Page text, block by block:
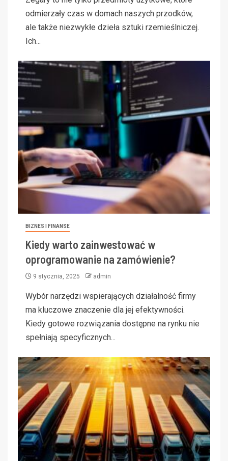
odmierzały czas w domach naszych przodków,
ale także niezwykłe dzieła sztuki rzemieślniczej.
Ich...
BIZNES I FINANSE
Kiedy warto zainwestować w
oprogramowanie na zamówienie?
9 stycznia, 2025 admin
Wybór narzędzi wspierających działalność firmy
ma kluczowe znaczenie dla jej efektywności.
Kiedy gotowe rozwiązania dostępne na rynku nie
spełniają specyficznych...